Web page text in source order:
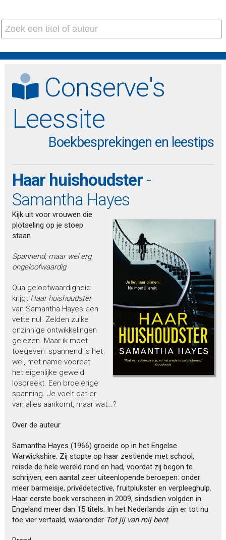
Conserve's
Leessite
Boekbesprekingen en leestips
Haar huishoudster-
Samantha Hayes
Kijk uit voor vrouwen die
plotseling op je stoep
staan
Spannend, maar wel erg
ongeloofwaardig
Qua geloofwaardigheid
krijgt Haar huishoudster
van Samantha Hayes een
vette nul. Zelden zulke
onzinnige ontwikkelingen
gelezen. Maar ik moet
toegeven: spannend is het
wel, met name voordat
het eigenlijke geweld
losbreekt. Een broeierige
spanning. Je voelt dat er
van alles aankomt, maar wat…?
Over de auteur
Samantha Hayes (1966) groeide op in het Engelse
Warwickshire. Zij stopte op haar zestiende met school,
reisde de hele wereld rond en had, voordat zij begon te
schrijven, een aantal zeer uiteenlopende beroepen: onder
meer barmeisje, privédetective, fruitplukster en verpleeghulp.
Haar eerste boek verscheen in 2009, sindsdien volgden in
Engeland meer dan 15 titels. In het Nederlands zijn er tot nu
toe vier vertaald, waaronderTot jij van mij bent.